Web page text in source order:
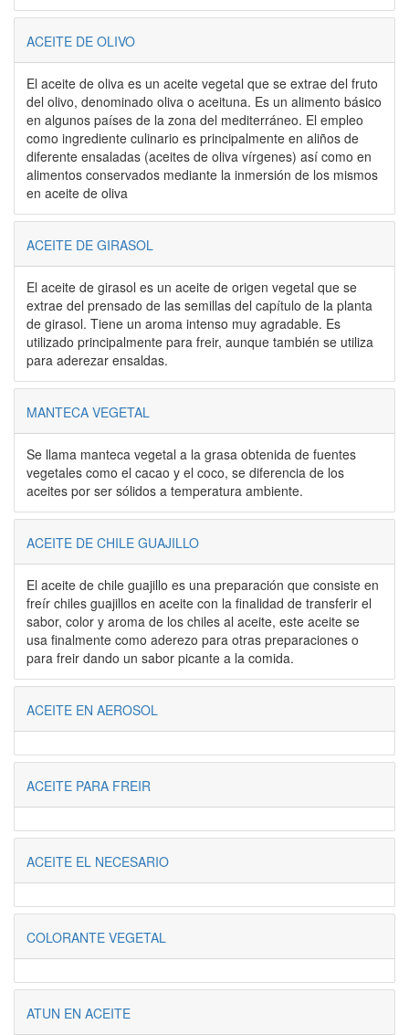
ACEITE DE OLIVO
El aceite de oliva es un aceite vegetal que se extrae del fruto
del olivo, denominado oliva o aceituna. Es un alimento básico
en algunos países de la zona del mediterráneo. El empleo
como ingrediente culinario es principalmente en aliños de
diferente ensaladas (aceites de oliva vírgenes) así como en
alimentos conservados mediante la inmersión de los mismos
en aceite de oliva
ACEITE DE GIRASOL
El aceite de girasol es un aceite de origen vegetal que se
extrae del prensado de las semillas del capítulo de la planta
de girasol. Tiene un aroma intenso muy agradable. Es
utilizado principalmente para freir, aunque también se utiliza
para aderezar ensaldas.
MANTECA VEGETAL
Se llama manteca vegetal a la grasa obtenida de fuentes
vegetales como el cacao y el coco, se diferencia de los
aceites por ser sólidos a temperatura ambiente.
ACEITE DE CHILE GUAJILLO
El aceite de chile guajillo es una preparación que consiste en
freír chiles guajillos en aceite con la finalidad de transferir el
sabor, color y aroma de los chiles al aceite, este aceite se
usa finalmente como aderezo para otras preparaciones o
para freir dando un sabor picante a la comida.
ACEITE EN AEROSOL
ACEITE PARA FREIR
ACEITE EL NECESARIO
COLORANTE VEGETAL
ATUN EN ACEITE